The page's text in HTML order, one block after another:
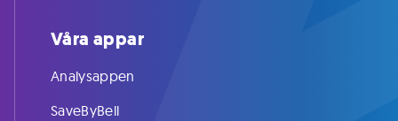
Våra appar
Analysappen
SaveByBell